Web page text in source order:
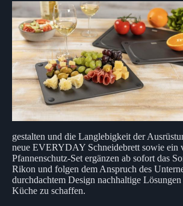
gestalten und die Langlebigkeit der
neue EVERYDAY Schneidebrett sowie ein
Pfannenschutz-Set ergänzen ab sofort das
Rikon und folgen dem Anspruch des
durchdachtem Design nachhaltige
Küche zu schaffen.